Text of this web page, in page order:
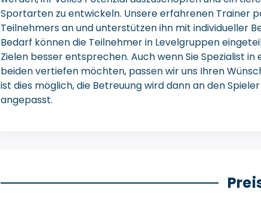
Sportarten zu entwickeln. Unsere erfahrenen Trainer
Teilnehmers an und unterstützen ihn mit individueller
Bedarf können die Teilnehmer in Levelgruppen
Zielen besser entsprechen. Auch wenn Sie Spezialist
beiden vertiefen möchten, passen wir uns Ihren
ist dies möglich, die Betreuung wird dann an den
angepasst.